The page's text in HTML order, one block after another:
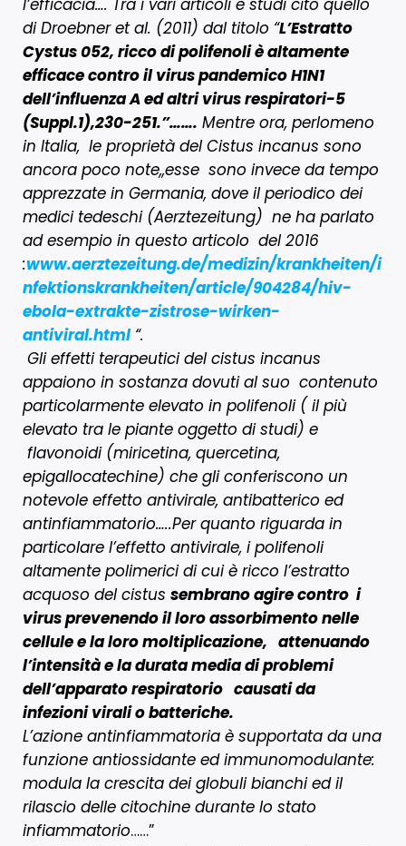
l’efficacia…. Tra i vari articoli e studi cito quello
di Droebner et al. (2011) dal titolo “L’Estratto
Cystus 052, ricco di polifenoli è altamente
efficace contro il virus pandemico H1N1
dell’influenza A ed altri virus respiratori-5
(Suppl.1),230-251.”……. Mentre ora, perlomeno
in Italia, le proprietà del Cistus incanus sono
ancora poco note,,esse sono invece da tempo
apprezzate in Germania, dove il periodico dei
medici tedeschi (Aerztezeitung) ne ha parlato
ad esempio in questo articolo del 2016
:www.aerztezeitung.de/medizin/krankheiten/i
nfektionskrankheiten/article/904284/hiv-
ebola-extrakte-zistrose-wirken-
antiviral.html“.
Gli effetti terapeutici del cistus incanus
appaiono in sostanza dovuti al suo contenuto
particolarmente elevato in polifenoli ( il più
elevato tra le piante oggetto di studi) e
flavonoidi (miricetina, quercetina,
epigallocatechine) che gli conferiscono un
notevole effetto antivirale, antibatterico ed
antinfiammatorio…..Per quanto riguarda in
particolare l’effetto antivirale, i polifenoli
altamente polimerici di cui è ricco l’estratto
acquoso del cistus sembrano agire contro i
virus prevenendo il loro assorbimento nelle
cellule e la loro moltiplicazione, attenuando
l’intensità e la durata media di problemi
dell’apparato respiratorio causati da
infezioni virali o batteriche.
L’azione antinfiammatoria è supportata da una
funzione antiossidante ed immunomodulante:
modula la crescita dei globuli bianchi ed il
rilascio delle citochine durante lo stato
infiammatorio……”